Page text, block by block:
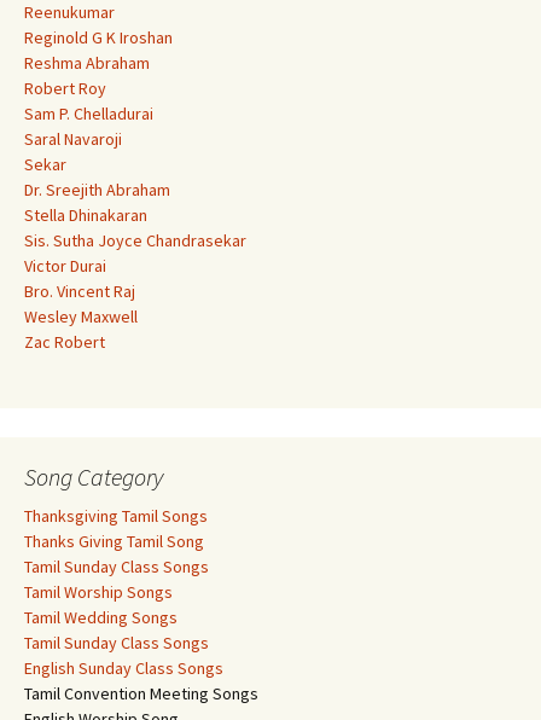
Reenukumar
Reginold G K Iroshan
Reshma Abraham
Robert Roy
Sam P. Chelladurai
Saral Navaroji
Sekar
Dr. Sreejith Abraham
Stella Dhinakaran
Sis. Sutha Joyce Chandrasekar
Victor Durai
Bro. Vincent Raj
Wesley Maxwell
Zac Robert
Song Category
Thanksgiving Tamil Songs
Thanks Giving Tamil Song
Tamil Sunday Class Songs
Tamil Worship Songs
Tamil Wedding Songs
Tamil Sunday Class Songs
English Sunday Class Songs
Tamil Convention Meeting Songs